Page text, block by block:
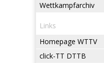
Wettkampfarchiv
Links
Homepage WTTV
click-TT DTTB